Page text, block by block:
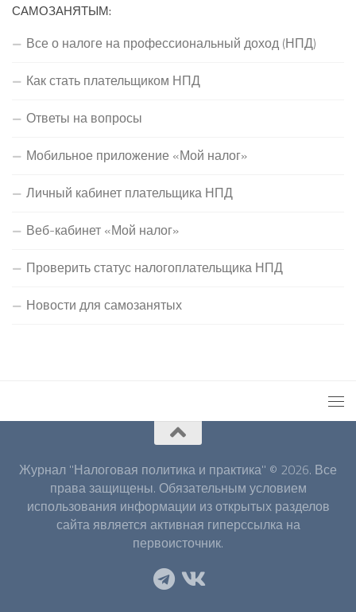
САМОЗАНЯТЫМ:
Все о налоге на профессиональный доход (НПД)
Как стать плательщиком НПД
Ответы на вопросы
Мобильное приложение «Мой налог»
Личный кабинет плательщика НПД
Веб-кабинет «Мой налог»
Проверить статус налогоплательщика НПД
Новости для самозанятых
Журнал "Налоговая политика и практика" © 2026. Все
права защищены. Обязательным условием
использования информации из открытых разделов
сайта является активная гиперссылка на
первоисточник.